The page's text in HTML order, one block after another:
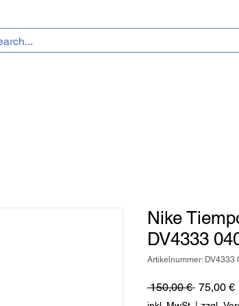
Nike
DV4333
Artikelnummer: DV4333
150,00 € 75,00 €